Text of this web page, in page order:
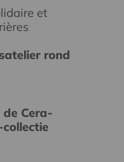
et
rond
Cera-